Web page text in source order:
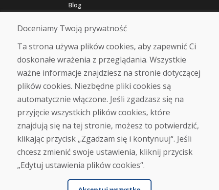
Blog
O nas
Sklep
Kontakt
Zakup
Sklep internetowy
Warunki handlowe
Transport
Zapłata
Skarga
Zwrot i wymiana towaru
Ochrona danych osobowych
Cookies
Doceniamy Twoją prywatność
Ta strona używa plików cookies, aby zapewnić Ci
doskonałe wrażenia z przeglądania. Wszystkie
ważne informacje znajdziesz na stronie dotyczącej
plików cookies. Niezbędne pliki cookies są
automatycznie włączone. Jeśli zgadzasz się na
przyjęcie wszystkich plików cookies, które
znajdują się na tej stronie, możesz to potwierdzić,
klikając przycisk „Zgadzam się i kontynuuj“. Jeśli
chcesz zmienić swoje ustawienia, kliknij przycisk
„Edytuj ustawienia plików cookies“.